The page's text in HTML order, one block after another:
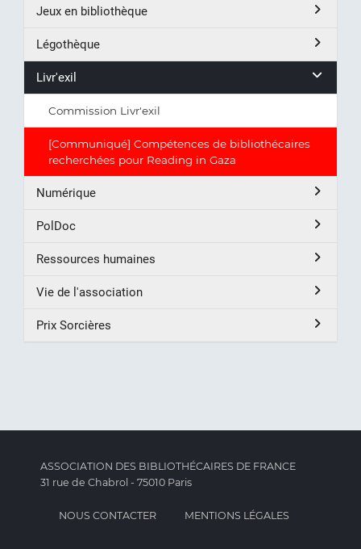
Jeux en bibliothèque
Légothèque
Livr'exil
Commission Livr'exil
[Communiqué] Compétences de bibliothécaires
recherchées pour Reading in Gaza
Numérique
PolDoc
Ressources humaines
Vie de l'association
Prix Sorcières
ASSOCIATION DES BIBLIOTHÉCAIRES DE FRANCE
31 rue de Chabrol - 75010 Paris
NOUS CONTACTER MENTIONS LÉGALES